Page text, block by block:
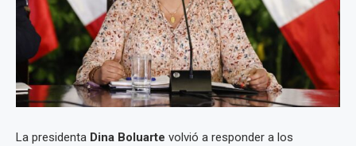
La presidenta Dina Boluarte volvió a responder a los